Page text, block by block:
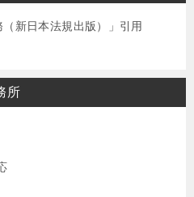
新日本法規出版）」引用
所